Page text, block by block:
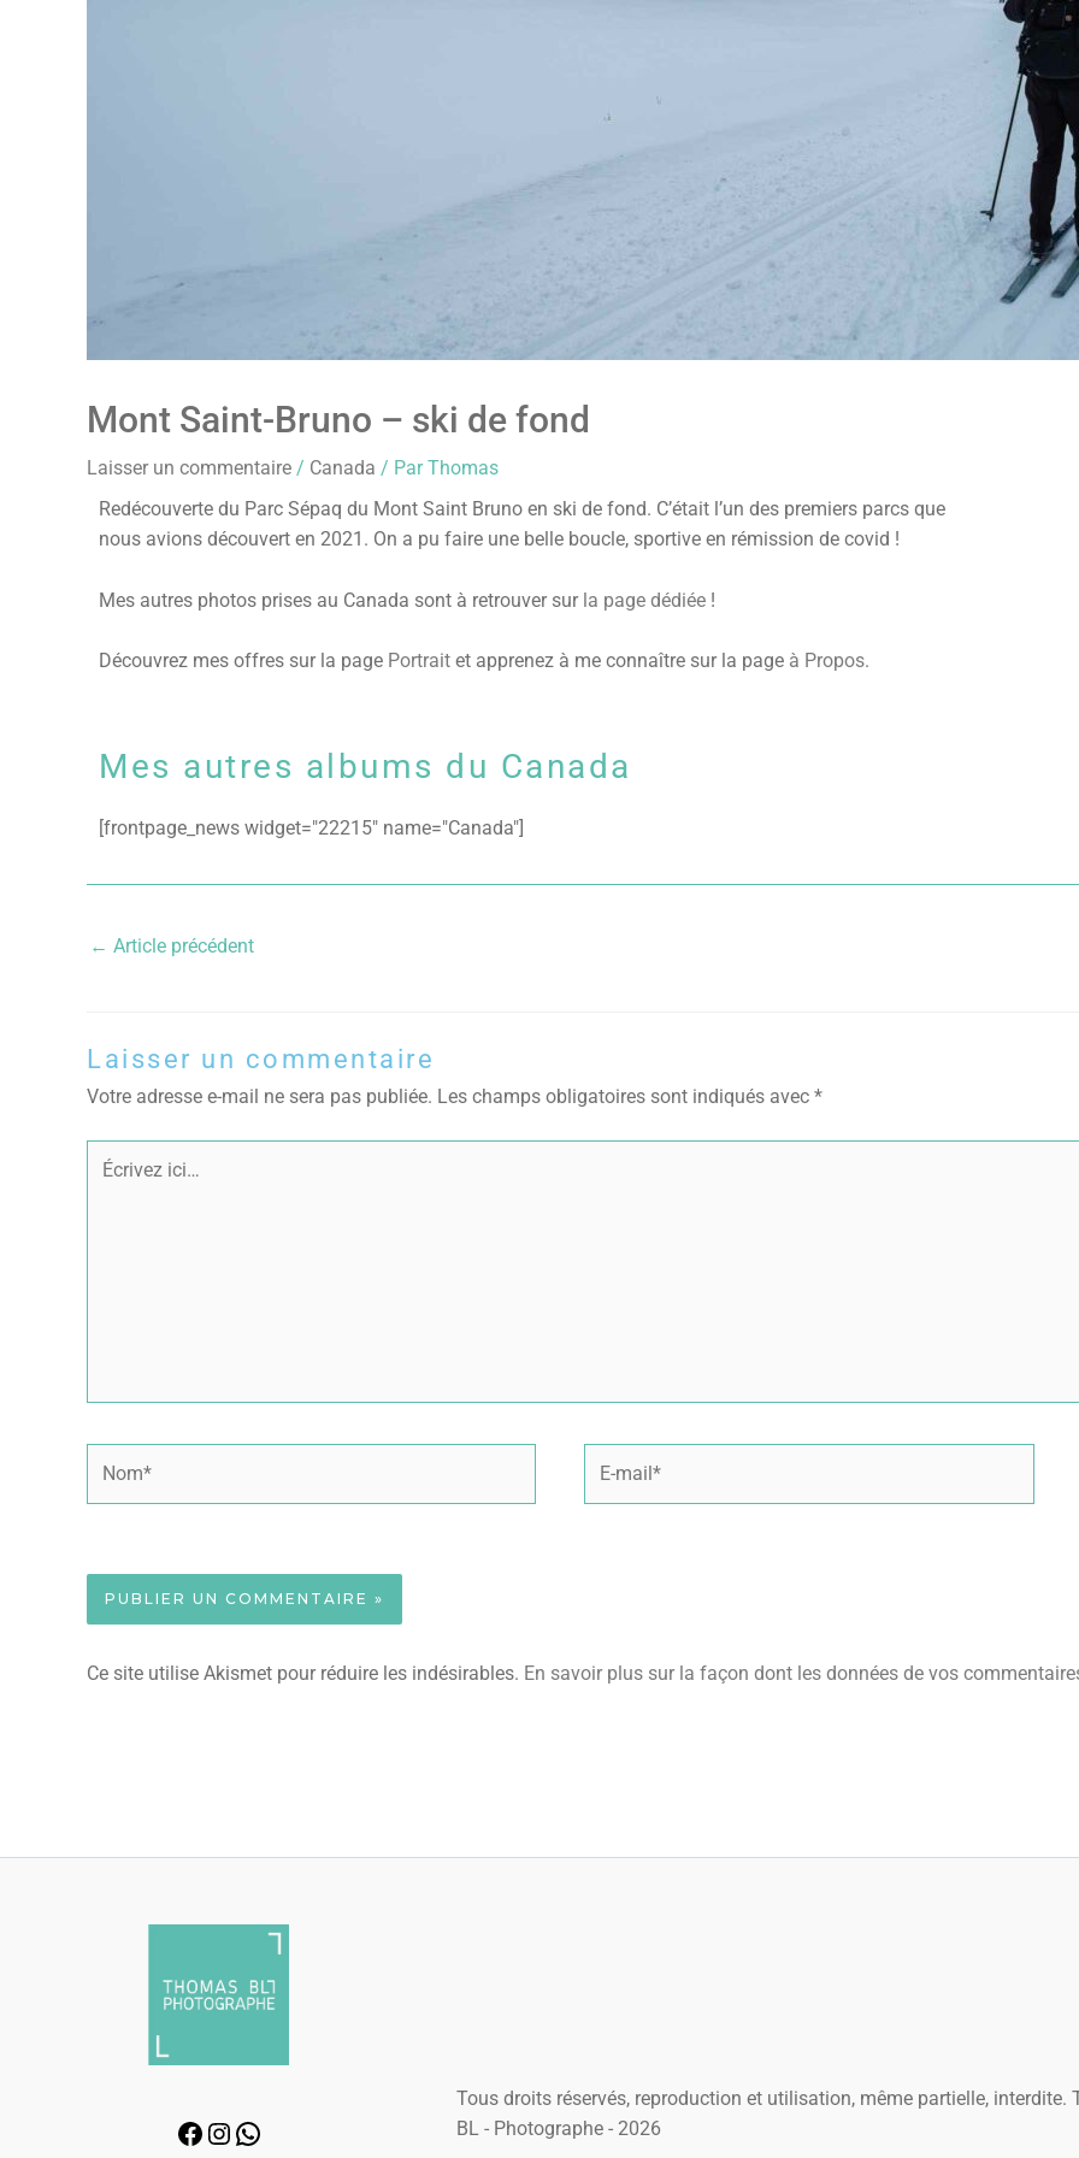
Mont Saint-Bruno – ski de fond
Laisser un commentaire / Canada / ParThomas
Redécouverte du Parc Sépaq du Mont Saint Bruno en ski de fond. C’était l’un des premiers parcs que
nous avions découvert en 2021. On a pu faire une belle boucle, sportive en rémission de covid !
Mes autres photos prises au Canada sont à retrouver sur la page dédiée !
Découvrez mes offres sur la page Portrait et apprenez à me connaître sur la page à Propos.
Mes autres albums du Canada
[frontpage_news widget="22215" name="Canada"]
← Article précédent
Laisser un commentaire
Votre adresse e-mail ne sera pas publiée. Les champs obligatoires sont indiqués avec *
Écrivez
ici…
mail*
Ce site utilise Akismet pour réduire les indésirables. En savoir plus sur la façon dont les données de vos
Tous droits réservés, reproduction et utilisation, même partielle, interdite.
BL - Photographe - 2026